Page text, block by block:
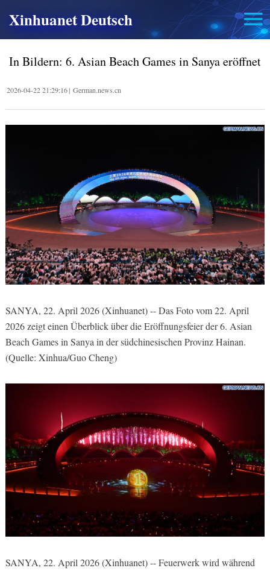
Xinhuanet Deutsch
In Bildern: 6. Asian Beach Games in Sanya eröffnet
2026-04-22 21:29:16| German.news.cn
SANYA, 22. April 2026 (Xinhuanet) -- Das Foto vom 22. April
2026 zeigt einen Überblick über die Eröffnungsfeier der 6. Asian
Beach Games in Sanya in der südchinesischen Provinz Hainan.
(Quelle: Xinhua/Guo Cheng)
SANYA, 22. April 2026 (Xinhuanet) -- Feuerwerk wird während